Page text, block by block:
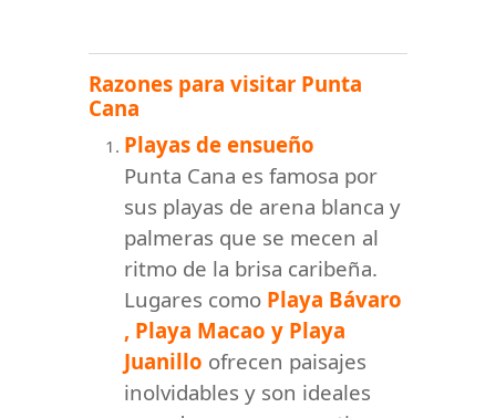
Razones para visitar Punta
Cana
Playas de ensueño
Punta Cana es famosa por
sus playas de arena blanca y
palmeras que se mecen al
ritmo de la brisa caribeña.
Lugares como Playa Bávaro
, Playa Macao y Playa
Juanillo ofrecen paisajes
inolvidables y son ideales